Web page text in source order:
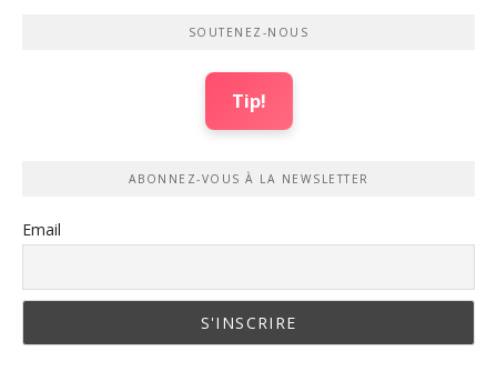
SOUTENEZ-NOUS
Tip!
ABONNEZ-VOUS À LA NEWSLETTER
Email